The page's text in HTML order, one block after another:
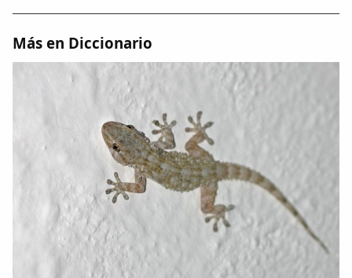
Modo oscuro
Más en Diccionario